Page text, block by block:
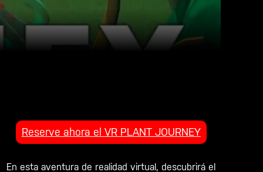
Reserve ahora el VR PLANT JOURNEY
En esta aventura de realidad virtual, descubrirá el